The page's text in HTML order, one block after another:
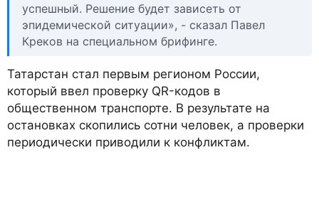
успешный. Решение будет зависеть от
эпидемической ситуации», - сказал Павел
Креков на специальном брифинге.
Татарстан стал первым регионом России,
который ввел проверку QR-кодов в
общественном транспорте. В результате на
остановках скопились сотни человек, а проверки
периодически приводили к конфликтам.